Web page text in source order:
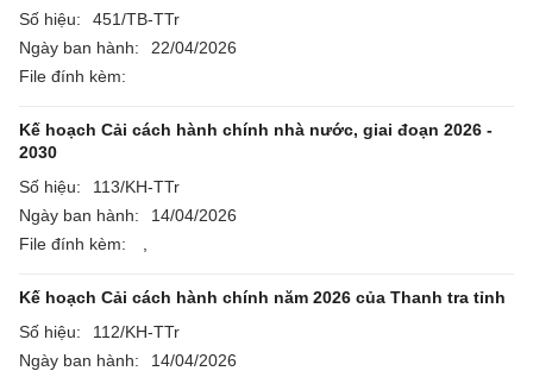
Số hiệu:
451/TB-TTr
Ngày ban hành:
22/04/2026
File đính kèm:
Kế hoạch Cải cách hành chính nhà nước, giai đoạn 2026 -
2030
Số hiệu:
113/KH-TTr
Ngày ban hành:
14/04/2026
File đính kèm:
Kế hoạch Cải cách hành chính năm 2026 của Thanh tra tỉnh
Số hiệu:
112/KH-TTr
Ngày ban hành:
14/04/2026